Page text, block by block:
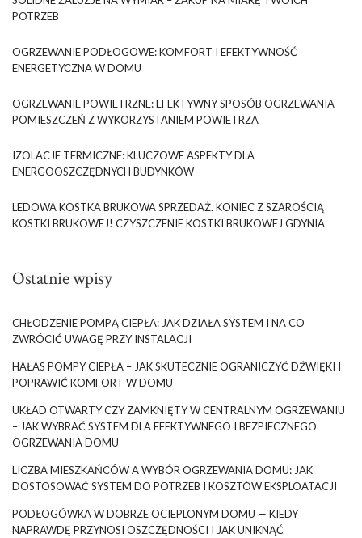
POTRZEB
OGRZEWANIE PODŁOGOWE: KOMFORT I EFEKTYWNOŚĆ
ENERGETYCZNA W DOMU
OGRZEWANIE POWIETRZNE: EFEKTYWNY SPOSÓB OGRZEWANIA
POMIESZCZEŃ Z WYKORZYSTANIEM POWIETRZA
IZOLACJE TERMICZNE: KLUCZOWE ASPEKTY DLA
ENERGOOSZCZĘDNYCH BUDYNKÓW
LEDOWA KOSTKA BRUKOWA SPRZEDAŻ. KONIEC Z SZAROŚCIĄ
KOSTKI BRUKOWEJ! CZYSZCZENIE KOSTKI BRUKOWEJ GDYNIA
Ostatnie wpisy
CHŁODZENIE POMPĄ CIEPŁA: JAK DZIAŁA SYSTEM I NA CO
ZWRÓCIĆ UWAGĘ PRZY INSTALACJI
HAŁAS POMPY CIEPŁA – JAK SKUTECZNIE OGRANICZYĆ DŹWIĘKI I
POPRAWIĆ KOMFORT W DOMU
UKŁAD OTWARTY CZY ZAMKNIĘTY W CENTRALNYM OGRZEWANIU
– JAK WYBRAĆ SYSTEM DLA EFEKTYWNEGO I BEZPIECZNEGO
OGRZEWANIA DOMU
LICZBA MIESZKAŃCÓW A WYBÓR OGRZEWANIA DOMU: JAK
DOSTOSOWAĆ SYSTEM DO POTRZEB I KOSZTÓW EKSPLOATACJI
PODŁOGÓWKA W DOBRZE OCIEPLONYM DOMU — KIEDY
NAPRAWDĘ PRZYNOSI OSZCZĘDNOŚCI I JAK UNIKNĄĆ